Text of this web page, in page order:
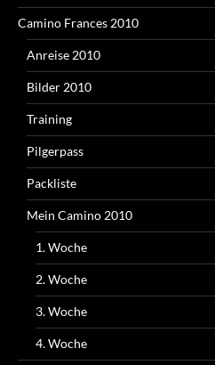
Camino Frances 2010
Anreise 2010
Bilder 2010
Training
Pilgerpass
Packliste
Mein Camino 2010
1. Woche
2. Woche
3. Woche
4. Woche